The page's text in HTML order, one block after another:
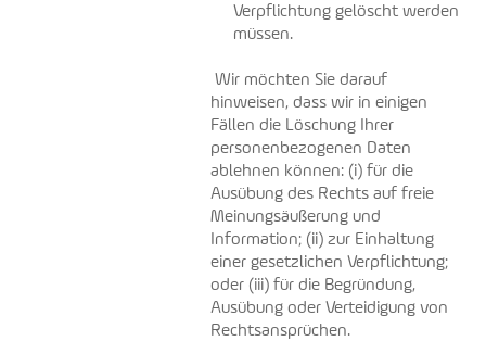
Verpflichtung gelöscht werden
müssen.
Wir möchten Sie darauf
hinweisen, dass wir in einigen
Fällen die Löschung Ihrer
personenbezogenen Daten
ablehnen können: (i) für die
Ausübung des Rechts auf freie
Meinungsäußerung und
Information; (ii) zur Einhaltung
einer gesetzlichen Verpflichtung;
oder (iii) für die Begründung,
Ausübung oder Verteidigung von
Rechtsansprüchen.